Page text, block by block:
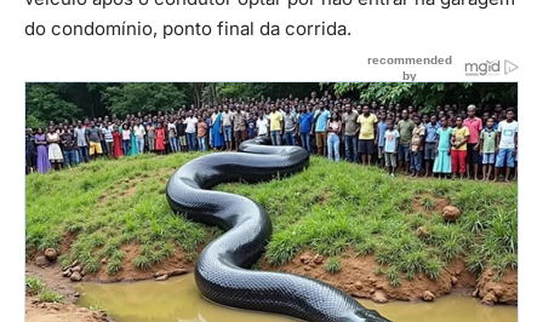
do condomínio, ponto final da corrida.